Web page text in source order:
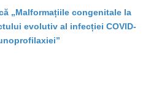
„Malformațiile congenitale la
evolutiv al infecției COVID-